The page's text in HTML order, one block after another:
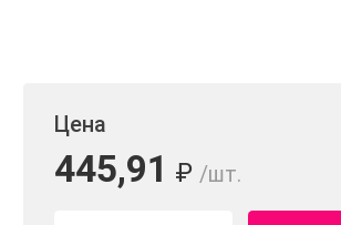
Цена
445,91 ₽ /шт.